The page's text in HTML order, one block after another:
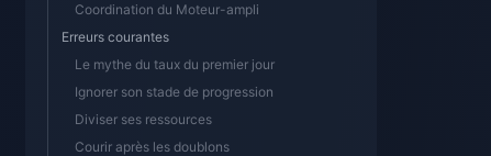
Coordination du Moteur-ampli
Erreurs courantes
Le mythe du taux du premier jour
Ignorer son stade de progression
Diviser ses ressources
Courir après les doublons